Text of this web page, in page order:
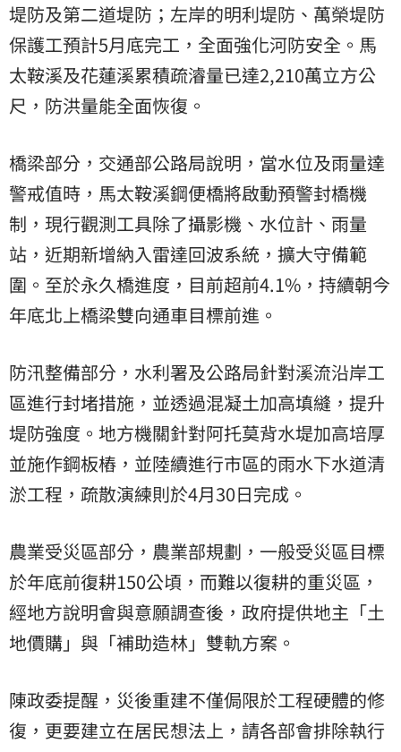
堤防及第二道堤防；左岸的明利堤防、萬榮堤防
保護工預計5月底完工，全面強化河防安全。馬
太鞍溪及花蓮溪累積疏濬量已達2,210萬立方公
尺，防洪量能全面恢復。
橋梁部分，交通部公路局說明，當水位及雨量達
警戒值時，馬太鞍溪鋼便橋將啟動預警封橋機
制，現行觀測工具除了攝影機、水位計、雨量
站，近期新增納入雷達回波系統，擴大守備範
圍。至於永久橋進度，目前超前4.1%，持續朝今
年底北上橋梁雙向通車目標前進。
防汛整備部分，水利署及公路局針對溪流沿岸工
區進行封堵措施，並透過混凝土加高填縫，提升
堤防強度。地方機關針對阿托莫背水堤加高培厚
並施作鋼板樁，並陸續進行市區的雨水下水道清
淤工程，疏散演練則於4月30日完成。
農業受災區部分，農業部規劃，一般受災區目標
於年底前復耕150公頃，而難以復耕的重災區，
經地方說明會與意願調查後，政府提供地主「土
地價購」與「補助造林」雙軌方案。
陳政委提醒，災後重建不僅侷限於工程硬體的修
復，更要建立在居民想法上，請各部會排除執行